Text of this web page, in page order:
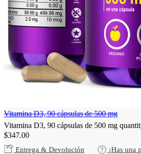
Vitamina D3, 90 cápsulas de 500 mg
Vitamina D3, 90 cápsulas de 500 mg
$347.00
Entrega & Devolución ¡Has una